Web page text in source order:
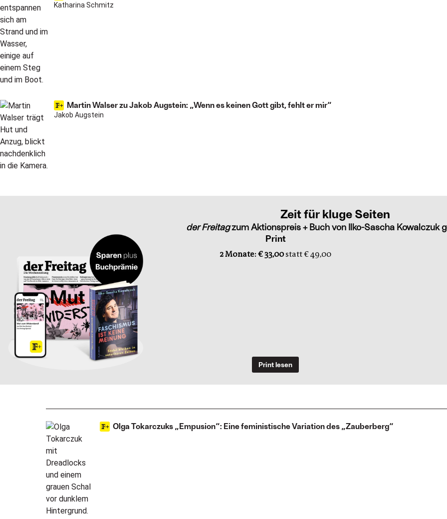
Katharina Schmitz
Martin Walser zu Jakob Augstein: „Wenn es keinen Gott gibt, fehlt er mir“
Jakob Augstein
Zeit für kluge Seiten
der Freitagzum Aktionspreis + Buch von Ilko-Sascha Kowalczuk
Print
2 Monate: € 33,00statt € 49,00
Print lesen
Olga Tokarczuks „Empusion“: Eine feministische Variation des „Zauberberg“